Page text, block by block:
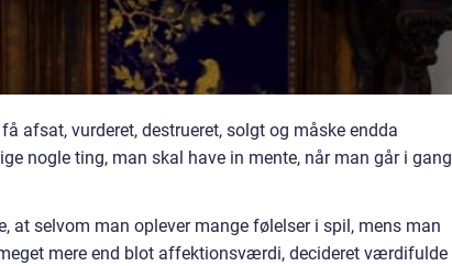
afsat, vurderet, destrueret, solgt og måske endda
nogle ting, man skal have in mente, når man går i gang
at selvom man oplever mange følelser i spil, mens man
mere end blot affektionsværdi, decideret værdifulde